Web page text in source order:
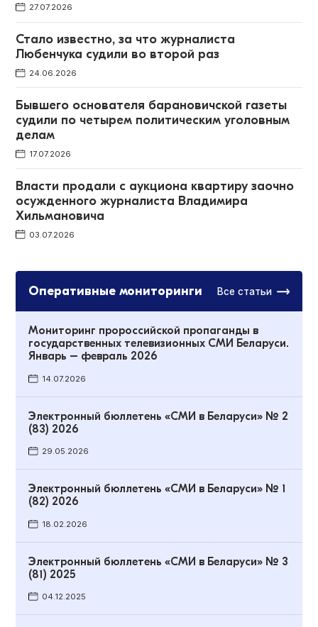
27.07.2026
Стало известно, за что журналиста
Любенчука судили во второй раз
24.06.2026
Бывшего основателя барановичской газеты
судили по четырем политическим уголовным
делам
17.07.2026
Власти продали с аукциона квартиру заочно
осужденного журналиста Владимира
Хильмановича
03.07.2026
Оперативные мониторинги Все статьи
Мониторинг пророссийской пропаганды в
государственных телевизионных СМИ Беларуси.
Январь – февраль 2026
14.07.2026
Электронный бюллетень «СМИ в Беларуси» № 2
(83) 2026
29.05.2026
Электронный бюллетень «СМИ в Беларуси» № 1
(82) 2026
18.02.2026
Электронный бюллетень «СМИ в Беларуси» № 3
(81) 2025
04.12.2025